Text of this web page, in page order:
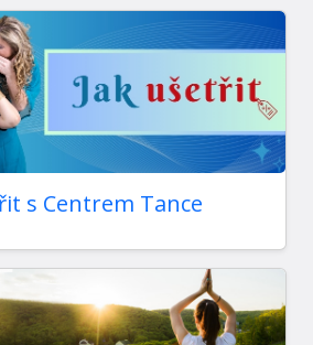
s Centrem Tance